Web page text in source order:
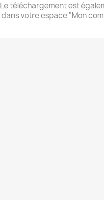
Le téléchargement est
dans votre espace "Mon